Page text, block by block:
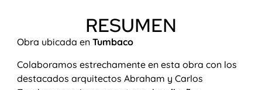
RESUMEN
Obra ubicada enTumbaco
Colaboramos estrechamente en esta obra con los
destacados arquitectos Abraham y Carlos